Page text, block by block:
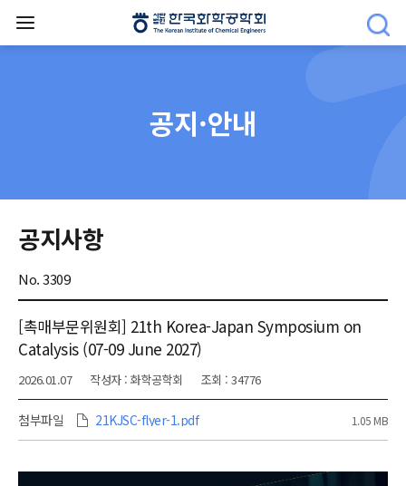
공지·안내
공지사항
No. 3309
[촉매부문위원회] 21th Korea-Japan Symposium on
Catalysis (07-09 June 2027)
2026.01.07 작성자 : 화학공학회 조회 : 34776
첨부파일 21KJSC-flyer-1.pdf 1.05 MB